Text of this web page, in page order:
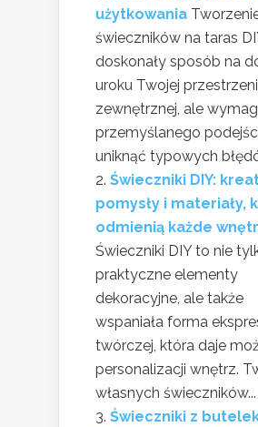
użytkowania
świeczników na taras
doskonały sposób na
uroku Twojej przestrzeni
zewnętrznej, ale
przemyślanego
uniknąć typowych
Świeczniki DIY:
pomysły i materiały,
odmienią każde
Świeczniki DIY to nie
praktyczne elementy
dekoracyjne, ale także
wspaniała forma
twórczej, która daje
personalizacji wnętrz.
własnych świeczników...
Świeczniki z butelek